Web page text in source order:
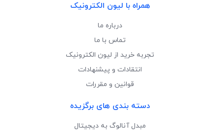
همراه با لیون الکترونیک
درباره ما
تماس با ما
تجربه خرید از لیون الکترونیک
انتقادات و پیشنهادات
قوانین و مقررات
دسته بندی های برگزیده
مبدل آنالوگ به دیجیتال